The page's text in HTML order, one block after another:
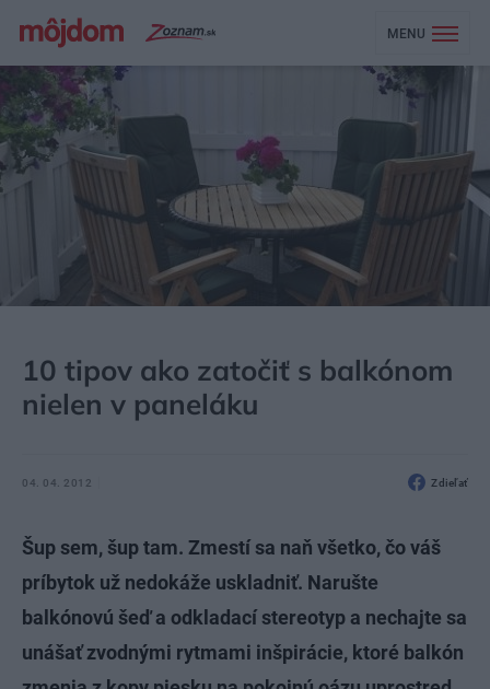
MENU
10 tipov ako zatočiť s balkónom
nielen v paneláku
04. 04. 2012 Zdieľať
Šup sem, šup tam. Zmestí sa naň všetko, čo váš
príbytok už nedokáže uskladniť. Narušte
balkónovú šeď a odkladací stereotyp a nechajte sa
unášať zvodnými rytmami inšpirácie, ktoré balkón